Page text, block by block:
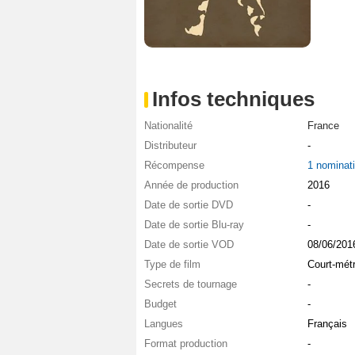
Infos techniques
Nationalité
France
Distributeur
-
Récompense
1
Année de production
2016
Date de sortie DVD
-
Date de sortie Blu-ray
-
Date de sortie VOD
08/06/
Type de film
Court-
Secrets de tournage
-
Budget
-
Langues
Français
Format production
-